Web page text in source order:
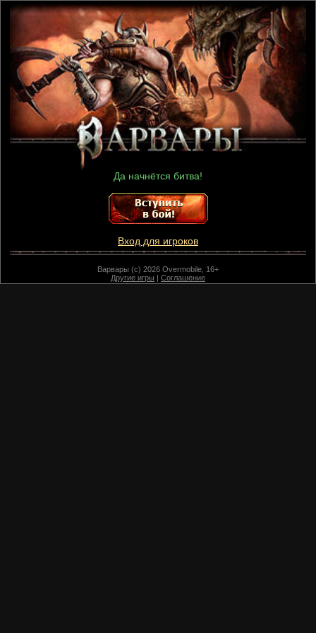
Да начнётся битва!
Вход для игроков
Варвары (c) 2026 Overmobile, 16+
Другие игры | Соглашение